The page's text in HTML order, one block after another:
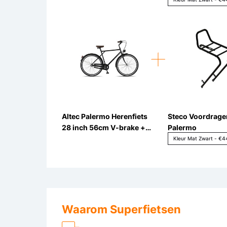
Waarom Superfietsen
Altec Palermo Herenfiets
28 inch 56cm V-brake +
Steco
Palermo